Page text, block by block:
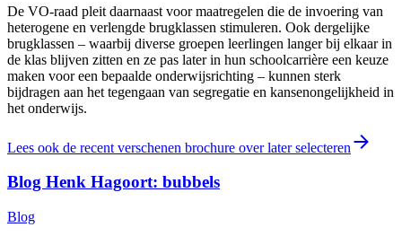
De VO-raad pleit daarnaast voor maatregelen die de invoering van
heterogene en verlengde brugklassen stimuleren. Ook dergelijke
brugklassen – waarbij diverse groepen leerlingen langer bij elkaar in
de klas blijven zitten en ze pas later in hun schoolcarrière een keuze
maken voor een bepaalde onderwijsrichting – kunnen sterk
bijdragen aan het tegengaan van segregatie en kansenongelijkheid in
het onderwijs.
Lees ook de recent verschenen brochure over later selecteren
Blog Henk Hagoort: bubbels
Blog